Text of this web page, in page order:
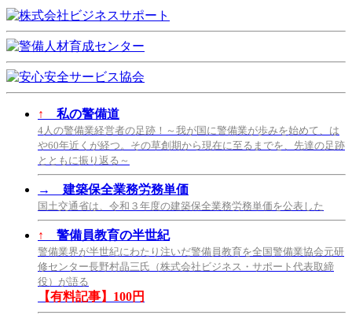
↑ 私の警備道
4人の警備業経営者の足跡！～我が国に警備業が歩みを始めて、は
や60年近くが経つ。その草創期から現在に至るまでを、先達の足跡
とともに振り返る～
→ 建築保全業務労務単価
国土交通省は、令和３年度の建築保全業務労務単価を公表した
↑ 警備員教育の半世紀
警備業界が半世紀にわたり注いだ警備員教育を全国警備業協会元研
修センター長野村晶三氏（株式会社ビジネス・サポート代表取締
役）が語る
【有料記事】100円